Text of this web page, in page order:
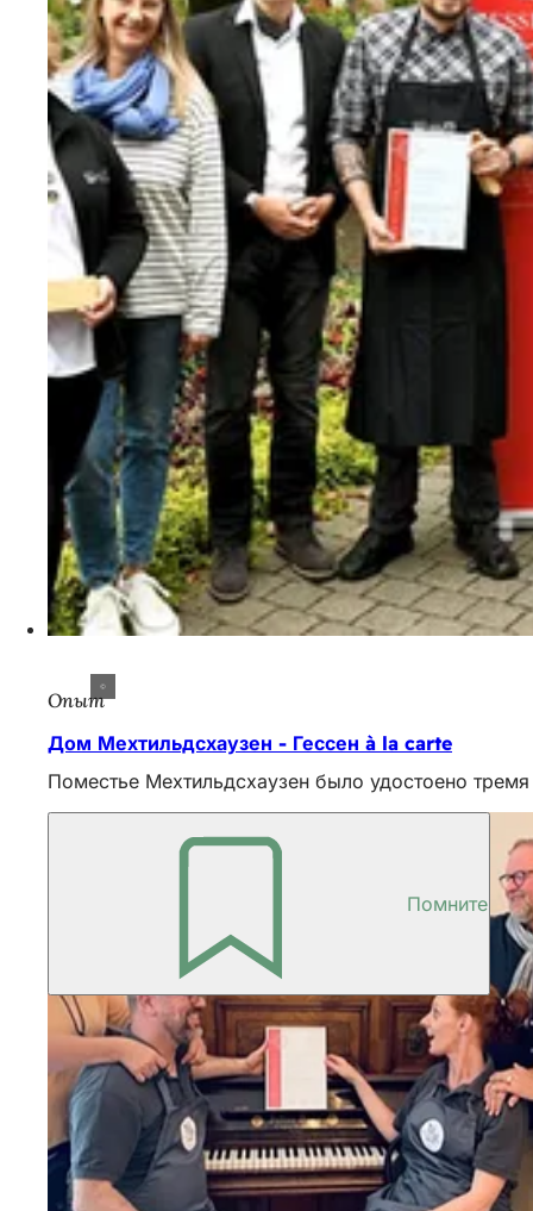
Опыт
Дом Мехтильдсхаузен - Гессен à la carte
Поместье Мехтильдсхаузен было удостоено
Помните